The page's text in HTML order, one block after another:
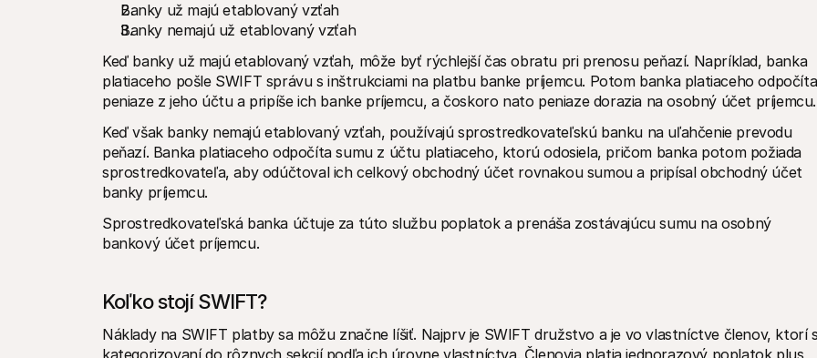
Banky už majú etablovaný vzťah
Banky nemajú už etablovaný vzťah
Keď banky už majú etablovaný vzťah, môže byť rýchlejší čas obratu pri prenosu peňazí. Napríklad, banka
platiaceho pošle SWIFT správu s inštrukciami na platbu banke príjemcu. Potom banka platiaceho odpočíta
peniaze z jeho účtu a pripíše ich banke príjemcu, a čoskoro nato peniaze dorazia na osobný účet
Keď však banky nemajú etablovaný vzťah, používajú sprostredkovateľskú banku na uľahčenie prevodu
peňazí. Banka platiaceho odpočíta sumu z účtu platiaceho, ktorú odosiela, pričom banka potom požiada
sprostredkovateľa, aby odúčtoval ich celkový obchodný účet rovnakou sumou a pripísal obchodný účet
banky príjemcu.
Sprostredkovateľská banka účtuje za túto službu poplatok a prenáša zostávajúcu sumu na osobný
bankový účet príjemcu.
Koľko stojí SWIFT?
Náklady na SWIFT platby sa môžu značne líšiť. Najprv je SWIFT družstvo a je vo vlastníctve členov, ktorí
kategorizovaní do rôznych sekcií podľa ich úrovne vlastníctva. Členovia platia jednorazový poplatok plus